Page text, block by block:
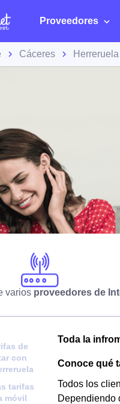
Proveedores
Cáceres Herreruela
varios proveedores de
de
con
tarifas
móvil
Toda la
Conoce qué
Todos los
Dependiendo